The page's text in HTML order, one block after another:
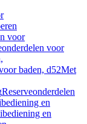
voor
voor
baden, d52Met
Reserveonderdelen
en
en